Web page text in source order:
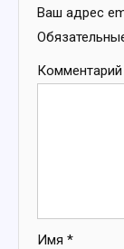
Ваш адрес
Комментарий
Имя *